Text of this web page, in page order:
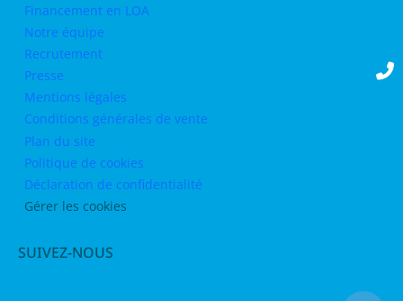
Financement en LOA
Notre équipe
Recrutement
Presse
Mentions légales
Conditions générales de vente
Plan du site
Politique de cookies
Déclaration de confidentialité
Gérer les cookies
SUIVEZ-NOUS